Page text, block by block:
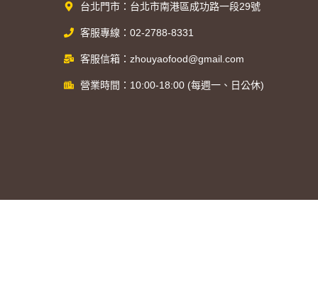
台北門市：台北市南港區成功路一段29號
客服專線：02-2788-8331
客服信箱：zhouyaofood@gmail.com
營業時間：10:00-18:00 (每週一、日公休)